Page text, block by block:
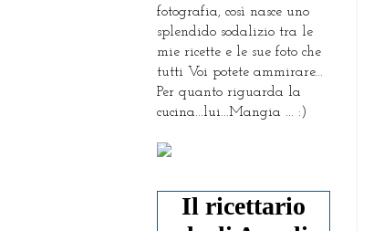
fotografia, così nasce uno
splendido sodalizio tra le
mie ricette e le sue foto che
tutti Voi potete ammirare...
Per quanto riguarda la
cucina...lui...Mangia ... :)
Il ricettario